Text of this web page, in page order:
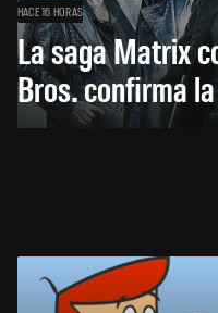
HACE 16 HORAS
La saga Matrix
Bros. confirma